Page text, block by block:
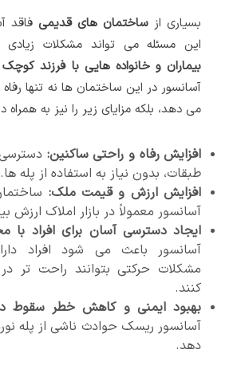
بسیاری از ساختمان های قدیمیفاقد
این مسئله می تواند مشکلات
بیماران و خانواده هایی با فرزند کوچک
آسانسور در این ساختمان ها نه تنها
می دهد، بلکه مزایای زیر را نیز به همراه
افزایش رفاه و راحتی ساکنین:
طبقات، بدون نیاز به استفاده از پله ها.
افزایش ارزش و قیمت ملک:
آسانسور معمولاً در بازار املاک ارزش
ایجاد دسترسی آسان برای افراد با
آسانسور باعث می شود افراد
مشکلات حرکتی بتوانند راحت تر
کنند.
بهبود ایمنی و کاهش خطر سقوط
آسانسور ریسک حوادث ناشی از پله
دهد.